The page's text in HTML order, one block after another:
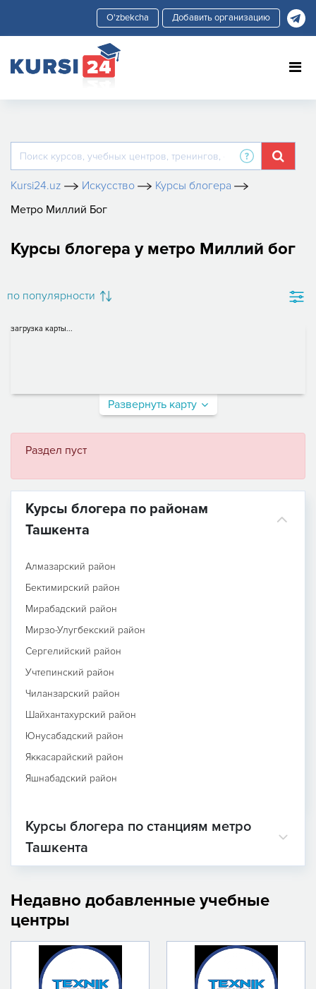
Добавить организацию
Kursi24.uz Искусство
Курсы блогера
Метро Миллий Бог
Курсы блогера у метро Миллий бог
по популярности
загрузка карты...
Развернуть карту
Раздел пуст
Курсы блогера по районам
Ташкента
Алмазарский район
Бектимирский район
Мирабадский район
Мирзо-Улугбекский район
Сергелийский район
Учтепинский район
Чиланзарский район
Шайхантахурский район
Юнусабадский район
Яккасарайский район
Яшнабадский район
Курсы блогера по станциям метро
Ташкента
Недавно добавленные учебные
центры